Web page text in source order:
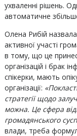
ухваленні рішень.
автоматичне
Олена Рибій
активної участі
в тому, що це
організацій і брак
спікерки, мають
організації:
стратегії щодо
можна. Це сфера
громадянського
влади, треба